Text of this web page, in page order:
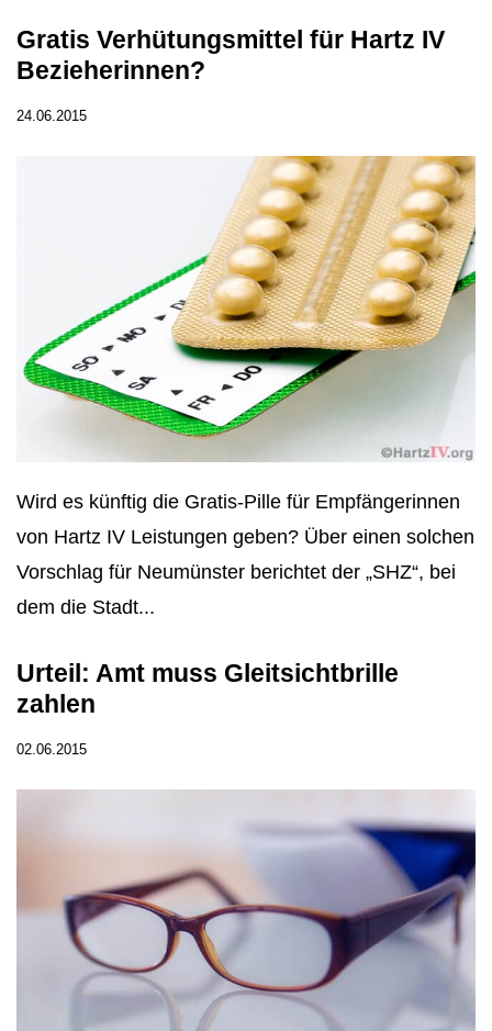
Gratis Verhütungsmittel für Hartz IV
Bezieherinnen?
24.06.2015
Wird es künftig die Gratis-Pille für Empfängerinnen
von Hartz IV Leistungen geben? Über einen solchen
Vorschlag für Neumünster berichtet der „SHZ“, bei
dem die Stadt...
Urteil: Amt muss Gleitsichtbrille
zahlen
02.06.2015